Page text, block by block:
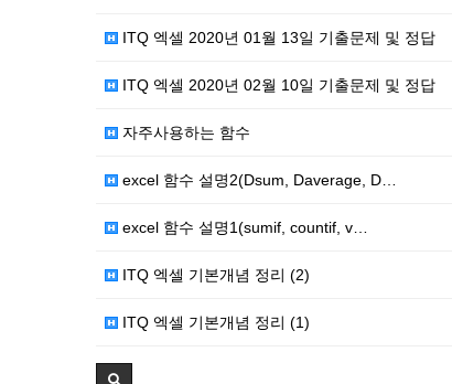
ITQ 엑셀 2020년 01월 13일 기출문제 및 정답
ITQ 엑셀 2020년 02월 10일 기출문제 및 정답
자주사용하는 함수
excel 함수 설명2(Dsum, Daverage, D…
excel 함수 설명1(sumif, countif, v…
ITQ 엑셀 기본개념 정리 (2)
ITQ 엑셀 기본개념 정리 (1)